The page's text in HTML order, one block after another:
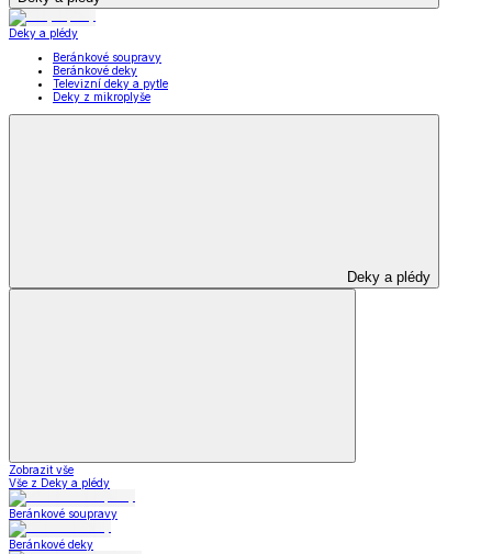
Deky a plédy
Beránkové soupravy
Beránkové deky
Televizní deky a pytle
Deky z mikroplyše
Deky a plédy
Zobrazit vše
Vše z Deky a plédy
Beránkové soupravy
Beránkové deky